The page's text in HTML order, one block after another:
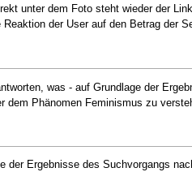
unter dem Foto steht wieder der
der User auf den Betrag der
was - auf Grundlage der
dem Phänomen Feminismus zu
Ergebnisse des Suchvorgangs